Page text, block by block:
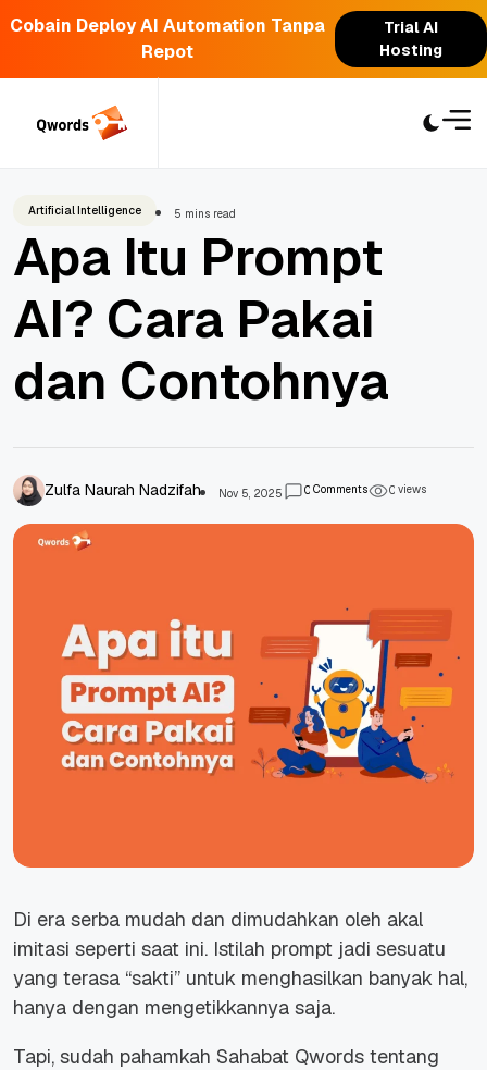
Cobain Deploy AI Automation Tanpa
Repot
Trial AI
Hosting
Artificial Intelligence 5 mins read
Apa Itu Prompt
AI? Cara Pakai
dan Contohnya
Zulfa Naurah Nadzifah Nov 5, 2025 0Comments 0views
Di era serba mudah dan dimudahkan oleh akal
imitasi seperti saat ini. Istilah prompt jadi sesuatu
yang terasa “sakti” untuk menghasilkan banyak hal,
hanya dengan mengetikkannya saja.
Tapi, sudah pahamkah Sahabat Qwords tentang